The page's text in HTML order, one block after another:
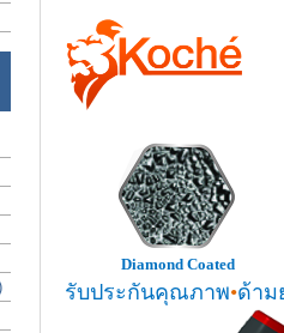
Diamond Coated
รับประกันคุณภาพ•ด้าม